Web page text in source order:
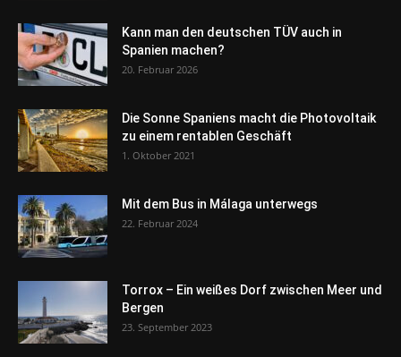
Kann man den deutschen TÜV auch in
Spanien machen?
20. Februar 2026
Die Sonne Spaniens macht die Photovoltaik
zu einem rentablen Geschäft
1. Oktober 2021
Mit dem Bus in Málaga unterwegs
22. Februar 2024
Torrox – Ein weißes Dorf zwischen Meer und
Bergen
23. September 2023